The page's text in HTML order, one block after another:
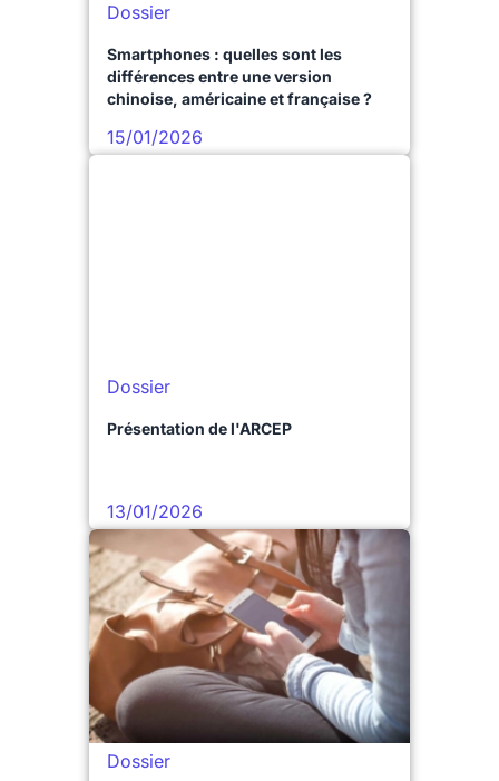
Dossier
Smartphones : quelles sont les
différences entre une version
chinoise, américaine et française ?
15/01/2026
Dossier
Présentation de l'ARCEP
13/01/2026
Dossier